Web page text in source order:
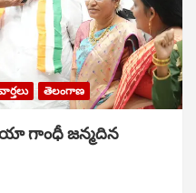
తెలంగాణ
గాంధీ జ‌న్మ‌దిన